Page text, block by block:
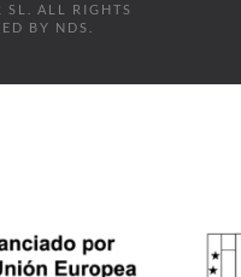
SL. ALL RIGHTS
BY NDS